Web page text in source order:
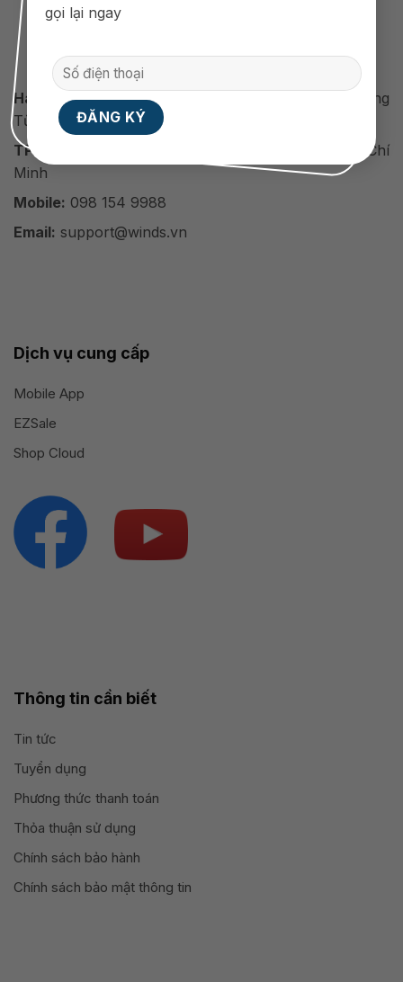
gọi lại ngay
Công Ty Cổ Phần Công Nghệ WINDSoft Việt Nam
Hà Nội:Tại06 - BT2A, KĐT Mễ Trì Thượng, Phường
Từ Liêm, Hà Nội
TP.HCM:
Số 88 quốc lộ 13, Bình Thạnh, Tp. Hồ Chí
Minh
Mobile: 098 154 9988
Email: support@winds.vn
Dịch vụ cung cấp
Mobile App
EZSale
Shop Cloud
Thông tin cần biết
Tin tức
Tuyển dụng
Phương thức thanh toán
Thỏa thuận sử dụng
Chính sách bảo hành
Chính sách bảo mật thông tin